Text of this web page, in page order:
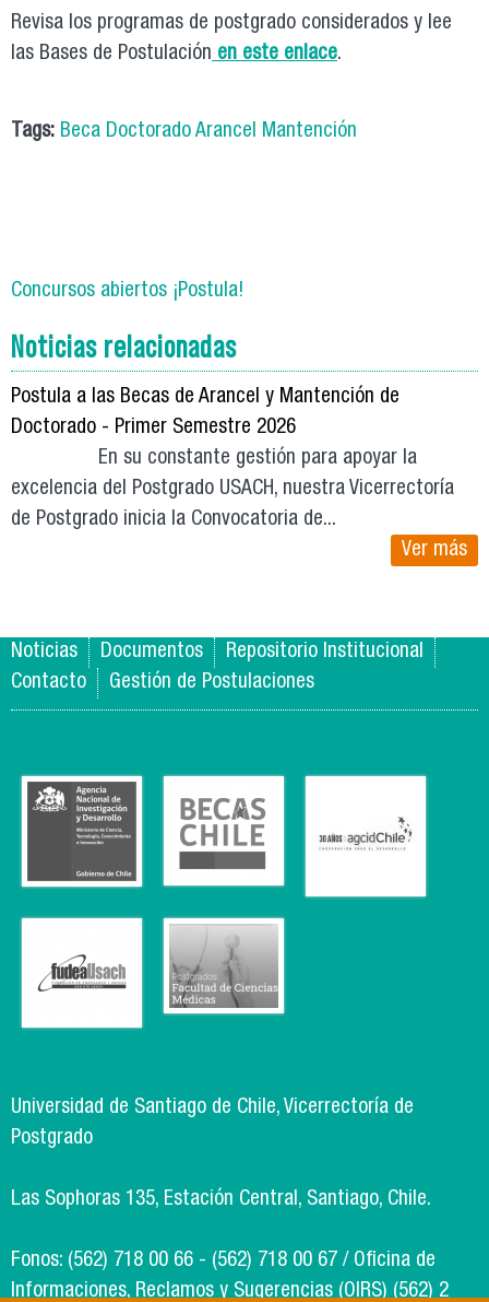
Revisa los programas de postgrado considerados y lee
las Bases de Postulación en este enlace.
Tags: Beca Doctorado Arancel Mantención
Concursos abiertos ¡Postula!
Noticias relacionadas
Postula a las Becas de Arancel y Mantención de
Doctorado - Primer Semestre 2026
En su constante gestión para apoyar la
excelencia del Postgrado USACH, nuestra Vicerrectoría
de Postgrado inicia la Convocatoria de...
Ver más
Noticias Documentos
Repositorio Institucional
Contacto
Gestión de Postulaciones
Universidad de Santiago de Chile, Vicerrectoría de
Postgrado
Las Sophoras 135, Estación Central, Santiago, Chile.
Fonos: (562) 718 00 66 - (562) 718 00 67 / Oficina de
Informaciones, Reclamos y Sugerencias (OIRS) (562) 2